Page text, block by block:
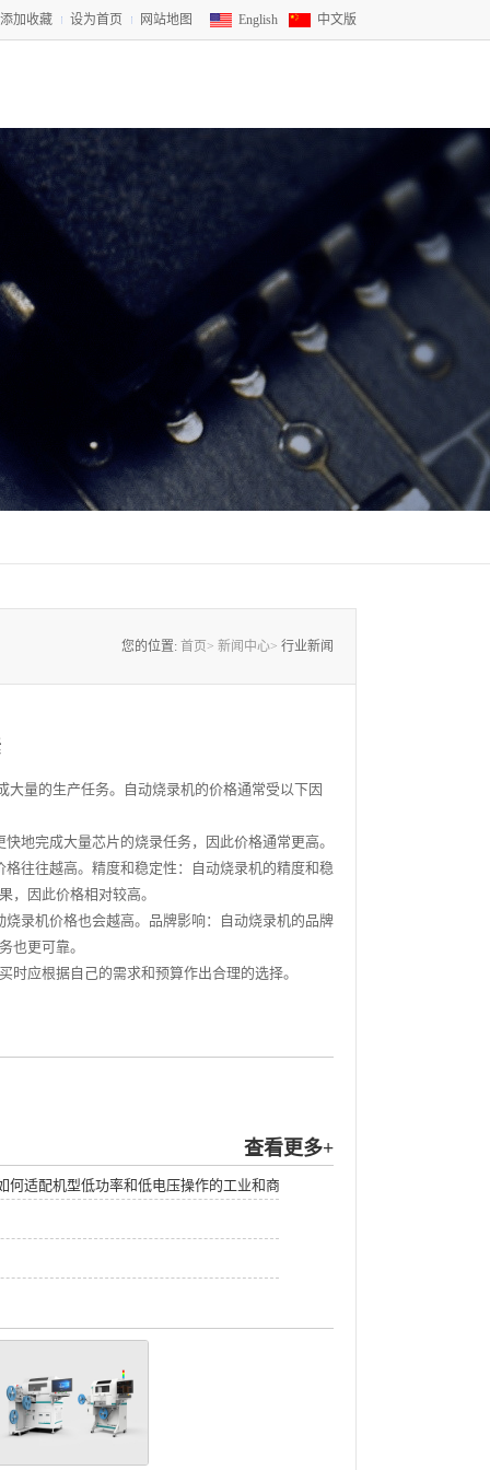
添加收藏 设为首页 网站地图 English 中文版
您的位置: 首页> 新闻中心> 行业新闻
量的生产任务。自动烧录机的价格通常受以下因
地完成大量芯片的烧录任务，因此价格通常更高。
往往越高。精度和稳定性：自动烧录机的精度和稳
，因此价格相对较高。
录机价格也会越高。品牌影响：自动烧录机的品牌
后服务也更可靠。
应根据自己的需求和预算作出合理的选择。
查看更多+
何适配机型低功率和低电压操作的工业和商业应用